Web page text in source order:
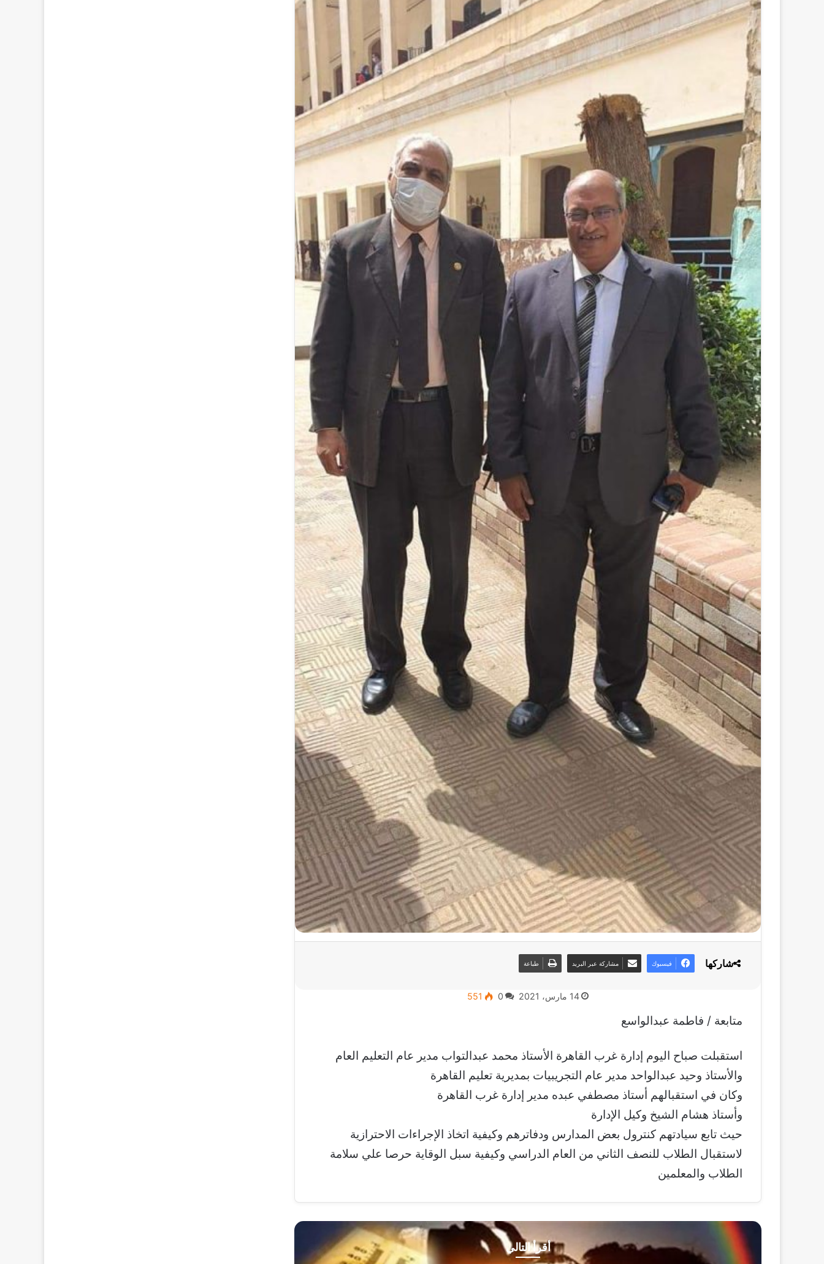
14 مارس، 2021 0
551
متابعة / فاطمة عبدالواسع
استقبلت صباح اليوم إدارة غرب القاهرة الأستاذ محمد عبدالتواب مدير عام التعليم العام
والأستاذ وحيد عبدالواحد مدير عام التجريبيات بمديرية تعليم القاهرة
وكان في استقبالهم أستاذ مصطفي عبده مدير إدارة غرب القاهرة
وأستاذ هشام الشيخ وكيل الإدارة
حيث تابع سيادتهم كنترول بعض المدارس ودفاترهم وكيفية اتخاذ الإجراءات الاحترازية
لاستقبال الطلاب للنصف الثاني من العام الدراسي وكيفية سبل الوقاية حرصا علي سلامة
الطلاب والمعلمين
شاركها فيسبوك مشاركة عبر البريد طباعة
أقرأ التالي